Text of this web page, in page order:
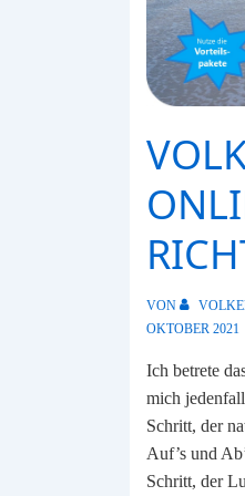
VON
OKTOBER 2021
Ich betrete
mich
Schritt, der
Auf’s und
Schritt, der